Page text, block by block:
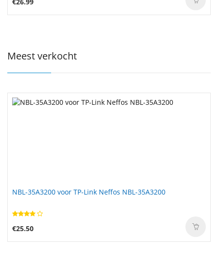
Meest verkocht
NBL-35A3200 voor TP-Link Neffos NBL-35A3200
€25.50